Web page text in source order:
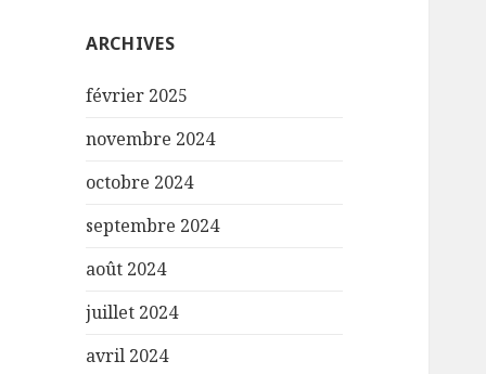
ARCHIVES
février 2025
novembre 2024
octobre 2024
septembre 2024
août 2024
juillet 2024
avril 2024